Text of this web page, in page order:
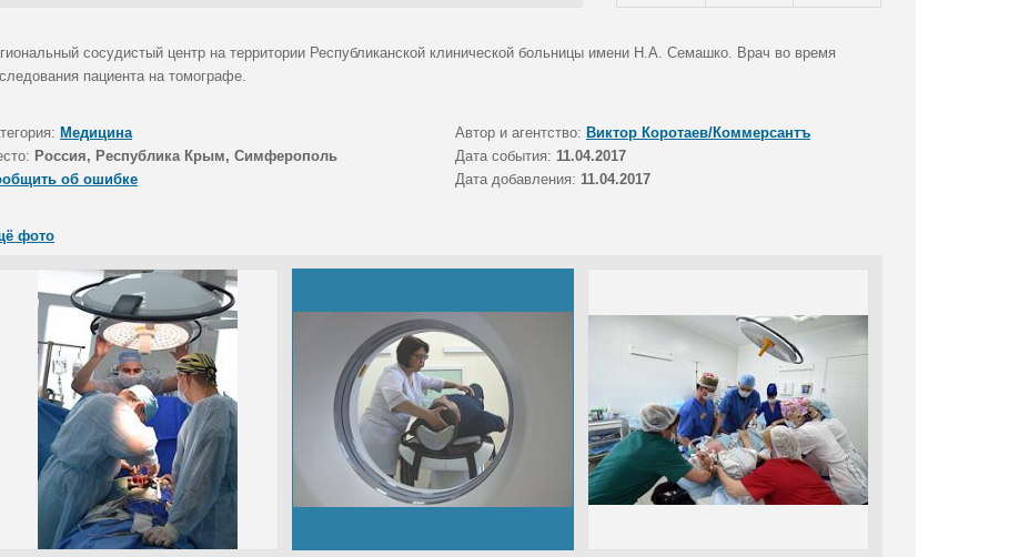
сосудистый центр на территории Республиканской клинической больницы имени Н.А. Семашко. Врач во время
пациента на томографе.
Медицина Автор и агентство: Виктор Коротаев/Коммерсантъ
Россия, Республика Крым, Симферополь Дата события: 11.04.2017
об ошибке
Дата добавления: 11.04.2017
фото